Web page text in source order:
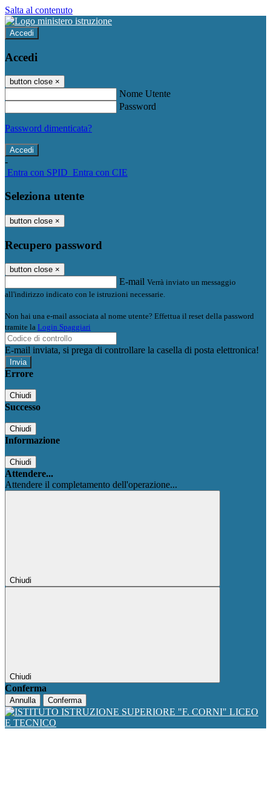
Salta al contenuto
Accedi
Accedi
button close ×
Nome Utente
Password
Password dimenticata?
-
Entra con SPID Entra con CIE
Seleziona utente
button close ×
Recupero password
button close ×
E-mail Verrà inviato un messaggio
all'indirizzo indicato con le istruzioni necessarie.
Non hai una e-mail associata al nome utente? Effettua il reset della password
tramite la Login Spaggiari
E-mail inviata, si prega di controllare la casella di posta elettronica!
Errore
Chiudi
Successo
Chiudi
Informazione
Chiudi
Attendere...
Attendere il completamento dell'operazione...
Chiudi
Chiudi
Conferma
Annulla Conferma